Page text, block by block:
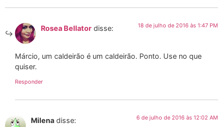
Rosea Bellator disse: 18 de julho de 2016 às 1:47 PM
Márcio, um caldeirão é um caldeirão. Ponto. Use no que
quiser.
Responder
Milena disse: 6 de julho de 2016 às 12:02 AM